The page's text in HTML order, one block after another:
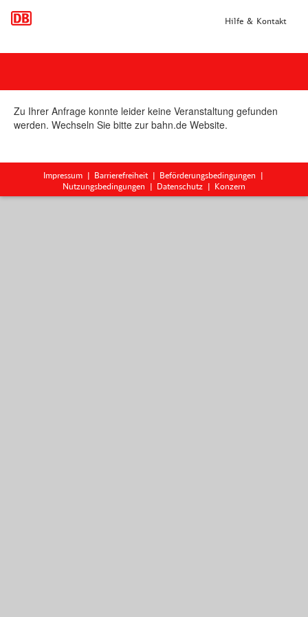
Hilfe & Kontakt
Zu Ihrer Anfrage konnte leider keine Veranstaltung gefunden
werden. Wechseln Sie bitte zur bahn.de Website.
Impressum Barrierefreiheit
Beförderungsbedingungen
Nutzungsbedingungen
Datenschutz Konzern